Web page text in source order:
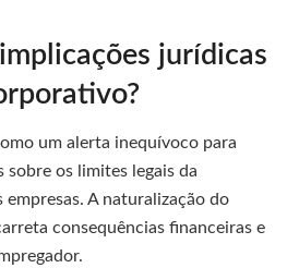
jurídicas
um alerta inequívoco para
os limites legais da
A naturalização do
consequências financeiras e